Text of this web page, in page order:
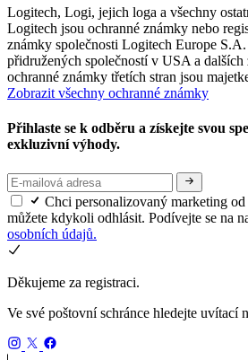
Logitech, Logi, jejich loga a všechny
Logitech jsou ochranné známky nebo
známky společnosti Logitech Europe
přidružených společností v USA a
ochranné známky třetích stran jsou
Zobrazit všechny ochranné známky
Přihlaste se k odběru a získejte svou
exkluzivní výhody.
Chci personalizovaný marketing
můžete kdykoli odhlásit. Podívejte se na
osobních údajů.
Děkujeme za registraci.
Ve své poštovní schránce hledejte uvítací